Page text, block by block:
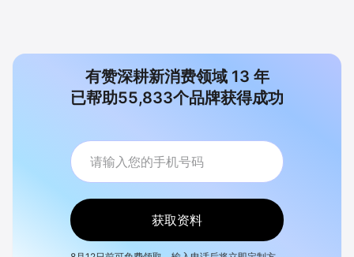
有赞深耕新消费领域 13 年
已帮助55,833个品牌获得成功
获取资料